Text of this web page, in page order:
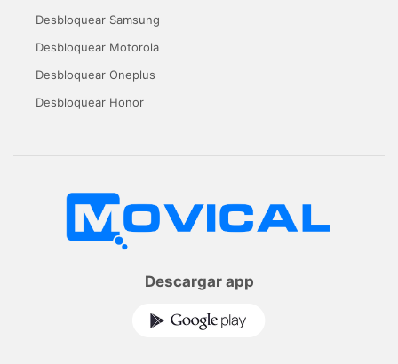
Desbloquear Samsung
Desbloquear Motorola
Desbloquear Oneplus
Desbloquear Honor
Descargar app